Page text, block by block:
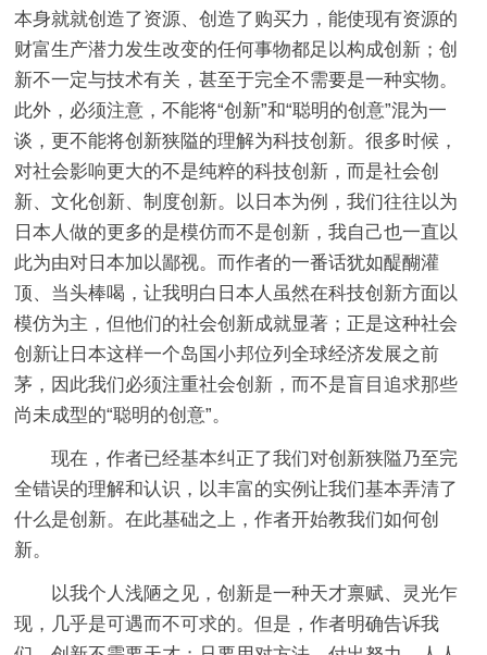
本身就就创造了资源、创造了购买力，能使现有资源的
财富生产潜力发生改变的任何事物都足以构成创新；创
新不一定与技术有关，甚至于完全不需要是一种实物。
此外，必须注意，不能将“创新”和“聪明的创意”混为一
谈，更不能将创新狭隘的理解为科技创新。很多时候，
对社会影响更大的不是纯粹的科技创新，而是社会创
新、文化创新、制度创新。以日本为例，我们往往以为
日本人做的更多的是模仿而不是创新，我自己也一直以
此为由对日本加以鄙视。而作者的一番话犹如醍醐灌
顶、当头棒喝，让我明白日本人虽然在科技创新方面以
模仿为主，但他们的社会创新成就显著；正是这种社会
创新让日本这样一个岛国小邦位列全球经济发展之前
茅，因此我们必须注重社会创新，而不是盲目追求那些
尚未成型的“聪明的创意”。
现在，作者已经基本纠正了我们对创新狭隘乃至完
全错误的理解和认识，以丰富的实例让我们基本弄清了
什么是创新。在此基础之上，作者开始教我们如何创
新。
以我个人浅陋之见，创新是一种天才禀赋、灵光乍
现，几乎是可遇而不可求的。但是，作者明确告诉我